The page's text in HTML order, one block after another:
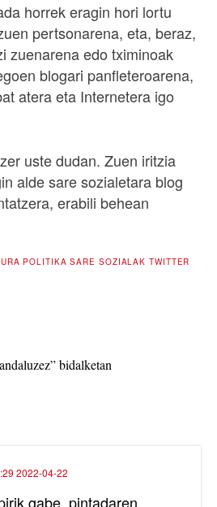
horrek eragin hori lortu
pertsonarena, eta, beraz,
zuenarena edo tximinoak
blogari panfleteroarena,
atera eta Internetera igo
uste dudan. Zuen iritzia
alde sare sozialetara blog
erabili behean
POLITIKA SARE SOZIALAK TWITTER
bidalketan
2022-04-22
gabe, pintadaren